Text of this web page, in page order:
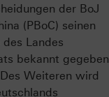
der BoJ
(PBoC) seinen
Landes
bekannt gegeben
Weiteren wird